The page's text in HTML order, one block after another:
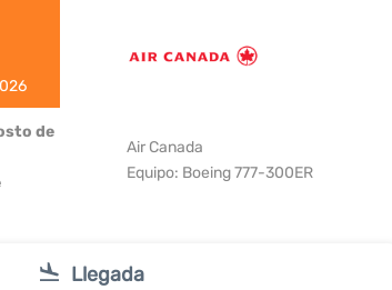
de
Air Canada
Equipo: Boeing 777-300ER
Llegada